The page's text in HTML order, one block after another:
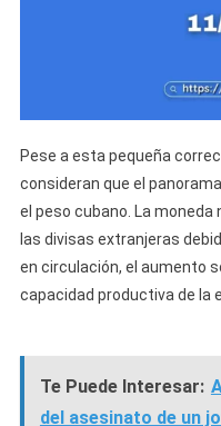
Pese a esta pequeña
consideran que el
el peso cubano. La
las divisas extranjeras
en circulación, el aumento
capacidad productiva de la
Te Puede Interesar:
del asesinato de un